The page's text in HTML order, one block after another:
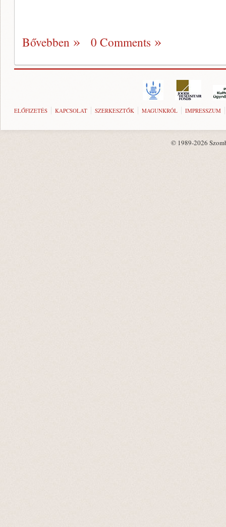
Bővebben 0 Comments
ELŐFIZETÉS KAPCSOLAT SZERKESZTŐK MAGUNKRÓL IMPRESSZUM
© 1989-2026